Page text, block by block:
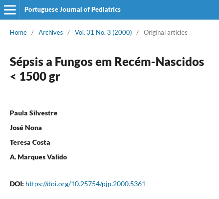
Portuguese Journal of Pediatrics
Home / Archives / Vol. 31 No. 3 (2000) / Original articles
Sépsis a Fungos em Recém-Nascidos
< 1500 gr
Paula Silvestre
José Nona
Teresa Costa
A. Marques Valido
DOI: https://doi.org/10.25754/pjp.2000.5361